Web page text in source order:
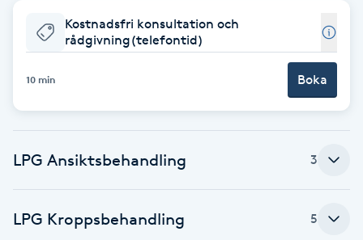
Babylights
Balayage
Barber
Barnklippning
Kostnadsfri konsultation och
rådgivning(telefontid)
10 min Boka
LPG Ansiktsbehandling 3
LPG Kroppsbehandling 5